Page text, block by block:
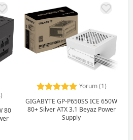
80
Yorum (1)
GIGABYTE GP-P650SS ICE 650W
80+ Silver ATX 3.1 Beyaz Power
Supply